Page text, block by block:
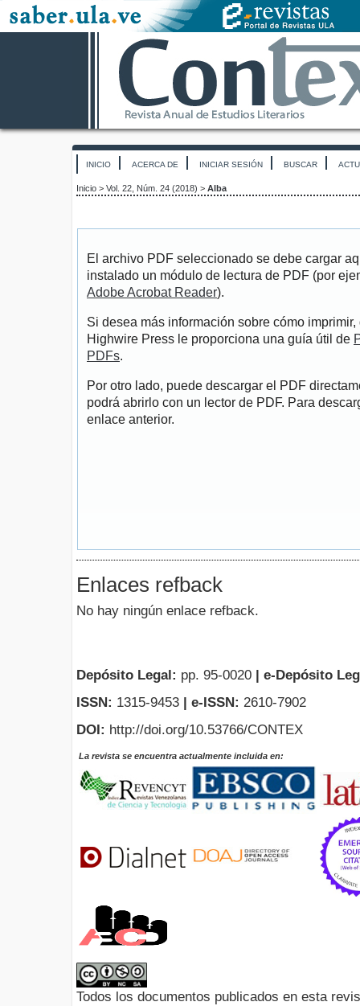
INICIO ACERCA DE INICIAR SESIÓN BUSCAR
Inicio > Vol. 22, Núm. 24 (2018) > Alba
El archivo PDF seleccionado se debe cargar
instalado un módulo de lectura de PDF (por
Adobe Acrobat Reader).
Si desea más información sobre cómo
Highwire Press le proporciona una guía útil de
PDFs.
Por otro lado, puede descargar el PDF
podrá abrirlo con un lector de PDF. Para
enlace anterior.
Enlaces refback
No hay ningún enlace refback.
Depósito Legal: pp. 95-0020 | e-Depósito
ISSN: 1315-9453 | e-ISSN: 2610-7902
DOI: http://doi.org/10.53766/CONTEX
La revista se encuentra actualmente incluida en:
Todos los documentos publicados en esta